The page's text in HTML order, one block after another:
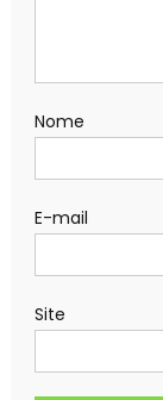
Nome
E-mail
Site